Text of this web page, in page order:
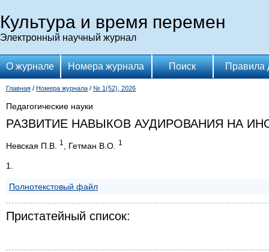
Культура и время перемен
Электронный научный журнал
О журнале Номера журнала Поиск Правила
Главная / Номера журнала / № 1(52), 2026
Педагогические науки
РАЗВИТИЕ НАВЫКОВ АУДИРОВАНИЯ НА
Невская П.В. 1 , Гетман В.О. 1
1.
Полнотекстовый файл
Пристатейный список: